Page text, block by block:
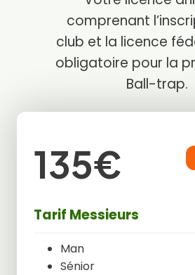
comprenant
club et la licence
obligatoire pour la
Ball-trap.
135€
Tarif Messieurs
Man
Sénior